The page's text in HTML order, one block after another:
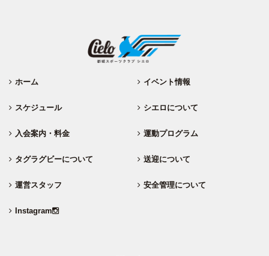
ホーム イベント情報
スケジュール シエロについて
入会案内・料金 運動プログラム
タグラグビーについて 送迎について
運営スタッフ 安全管理について
Instagram